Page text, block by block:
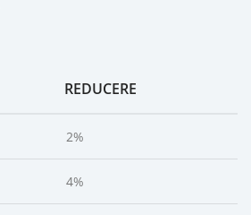
REDUCERE
2%
4%